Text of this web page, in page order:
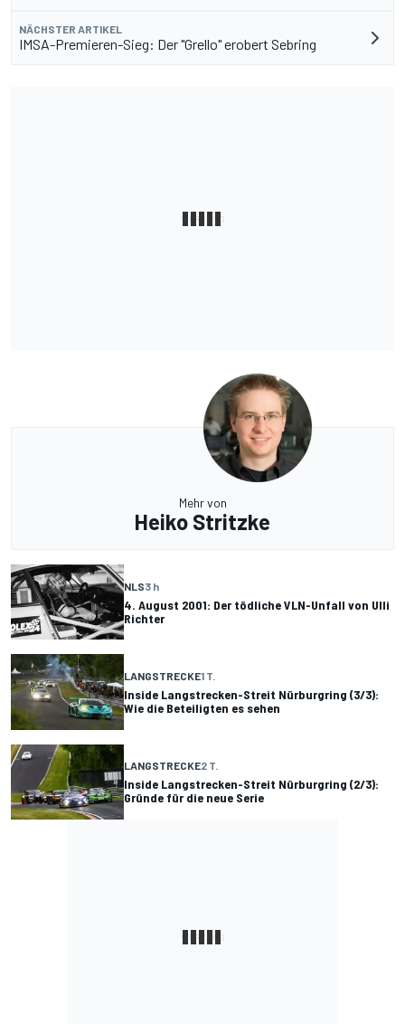
NÄCHSTER ARTIKEL
IMSA-Premieren-Sieg: Der "Grello" erobert Sebring
Mehr von
Heiko Stritzke
NLS3 h
4. August 2001: Der tödliche VLN-Unfall von Ulli
Richter
LANGSTRECKE1 T.
Inside Langstrecken-Streit Nürburgring (3/3):
Wie die Beteiligten es sehen
LANGSTRECKE2 T.
Inside Langstrecken-Streit Nürburgring (2/3):
Gründe für die neue Serie